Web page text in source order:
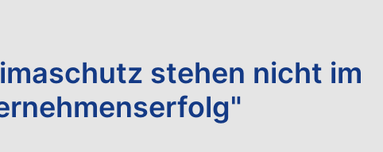
stehen nicht im